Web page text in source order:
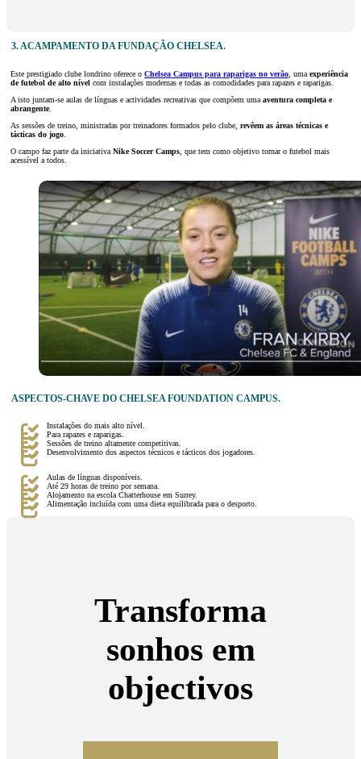
3. ACAMPAMENTO DA FUNDAÇÃO CHELSEA.
Este prestigiado clube londrino oferece o Chelsea Campus para raparigas no verão , uma experiência
de futebol de alto nível com instalações modernas e todas as comodidades para rapazes e raparigas.
A isto juntam-se aulas de línguas e actividades recreativas que compõem uma aventura completa e
abrangente.
As sessões de treino, ministradas por treinadores formados pelo clube, revêem as áreas técnicas e
tácticas do jogo
O campo faz parte da iniciativa Nike Soccer Camps , que tem como objetivo tornar o futebol mais
acessível a todos.
ASPECTOS-CHAVE DO CHELSEA FOUNDATION CAMPUS.
Instalações do mais alto nível.
Para rapazes e raparigas.
Sessões de treino altamente competitivas.
Desenvolvimento dos aspectos técnicos e tácticos dos jogadores.
Aulas de línguas disponíveis.
Até 29 horas de treino por semana.
Alojamento na escola Chatterhouse em Surrey.
Alimentação incluída com uma dieta equilibrada para o desporto.
Transforma
sonhos em
objectivos